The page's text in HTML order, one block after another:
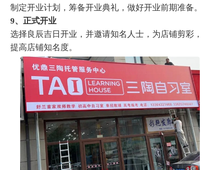
制定开业计划，筹备开业典礼，做好开业前期准备。
9、正式开业
选择良辰吉日开业，并邀请知名人士，为店铺剪彩，
提高店铺知名度。